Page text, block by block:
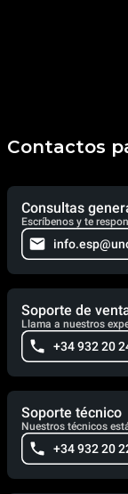
Contactos
Consultas
Escríbenos y te
Soporte de
Llama a nuestros
+34 932 20
Soporte técnico
Nuestros técnicos
+34 932 20